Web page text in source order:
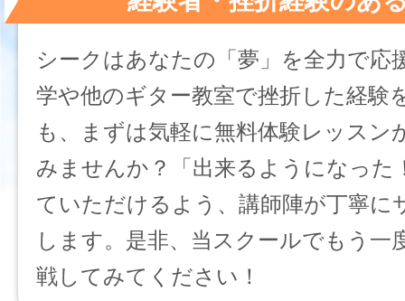
シークはあなたの「夢」を全力で応
学や他のギター教室で挫折した経験
も、まずは気軽に無料体験レッスン
みませんか？「出来るようになった
ていただけるよう、講師陣が丁寧に
します。是非、当スクールでもう一
戦してみてください！